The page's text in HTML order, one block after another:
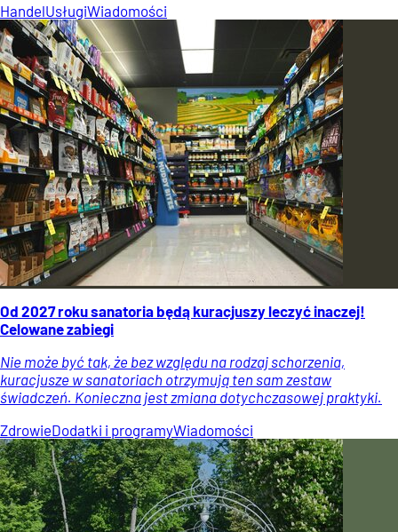
HandelUsługiWiadomości
Od 2027 roku sanatoria będą kuracjuszy leczyć inaczej!
Celowane zabiegi
Nie może być tak, że bez względu na rodzaj schorzenia,
kuracjusze w sanatoriach otrzymują ten sam zestaw
świadczeń. Konieczna jest zmiana dotychczasowej praktyki.
ZdrowieDodatki i programyWiadomości